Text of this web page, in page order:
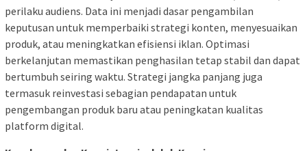
perilaku audiens. Data ini menjadi dasar pengambilan
keputusan untuk memperbaiki strategi konten, menyesuaikan
produk, atau meningkatkan efisiensi iklan. Optimasi
berkelanjutan memastikan penghasilan tetap stabil dan dapat
bertumbuh seiring waktu. Strategi jangka panjang juga
termasuk reinvestasi sebagian pendapatan untuk
pengembangan produk baru atau peningkatan kualitas
platform digital.